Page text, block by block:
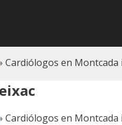
Cardiólogos en Montcada
Cardiólogos en Montcada